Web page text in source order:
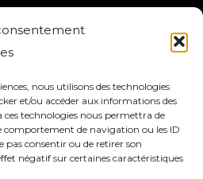
nous utilisons des technologies
et/ou accéder aux informations des
ces technologies nous permettra de
comportement de navigation ou les ID
pas consentir ou de retirer son
négatif sur certaines caractéristiques
ALBA
ALBA